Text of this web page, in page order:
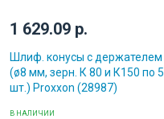
1 629.09 р.
Шлиф. конусы с держателем
(ø8 мм, зерн. К 80 и К150 по 5
шт.) Proxxon (28987)
В НАЛИЧИИ